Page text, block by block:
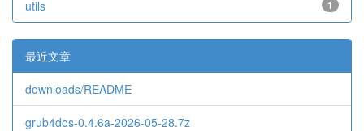
1
utils
最近文章
downloads/README
grub4dos-0.4.6a-2026-05-28.7z